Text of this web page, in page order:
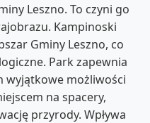
Leszno. To czyni go
Kampinoski
Gminy Leszno, co
Park zapewnia
wyjątkowe możliwości
na spacery,
przyrody. Wpływa